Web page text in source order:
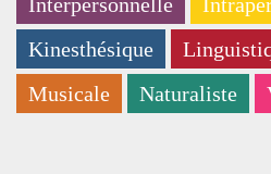
Kinesthésique
Musicale
Naturaliste